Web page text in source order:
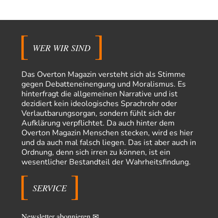
»Der freie Wille ist ein Mythos« 65
freien Willen haben muss. Das…
vor 16 Stunden zu:
Die Natur ist die kreative Gestalt, um Inspiration zu erlangen. Die heute
Natur und ihr…
Nonamevor 21 Stunden zu:
Wer erzielt die Kriegsgewinne?
Es bestätigt sich also schon an diesem Beispiel von vor 100 Jahren, was
manchen Menschen…
Ferdinand Wohlgewiehertvor 1 Tag zu:
Im Zeitalter der KI werden Fehler menschlich
"Ohne originale Zwecksetzung können Roboter keine eigene Prosodie
vor 2 Tagen zu:
Der Anschlag auf eine Lebenslüge
diese Richtung so…
WER WIR SIND
Das Overton Magazin versteht sich als Stimme
gegen Debatteneinengung und Moralismus. Es
hinterfragt die allgemeinen Narrative und ist
dezidiert kein ideologisches Sprachrohr oder
Verlautbarungsorgan, sondern fühlt sich der
Aufklärung verpflichtet. Da auch hinter dem
Overton Magazin Menschen stecken, wird es hier
und da auch mal falsch liegen. Das ist aber auch in
Ordnung, denn sich irren zu können, ist ein
wesentlicher Bestandteil der Wahrheitsfindung.
SERVICE